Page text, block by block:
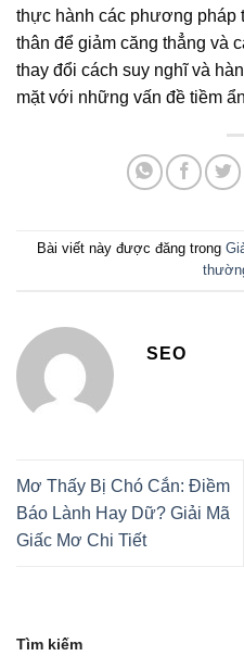
thực hành các phương pháp
thân để giảm căng thẳng và
thay đổi cách suy nghĩ và
mặt với những vấn đề tiềm
Bài viết này được đăng trong
SEO
Mơ Thấy Bị Chó Cắn: Điềm
Báo Lành Hay Dữ? Giải Mã
Giấc Mơ Chi Tiết
Tìm kiếm